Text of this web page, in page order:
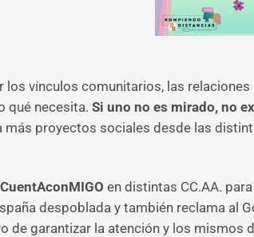
vínculos comunitarios, las
qué necesita. Si uno no es mirado, no
más proyectos sociales desde las
CuentAconMIGO en distintas CC.AA.
despoblada y también reclama al
de garantizar la atención y los mismos